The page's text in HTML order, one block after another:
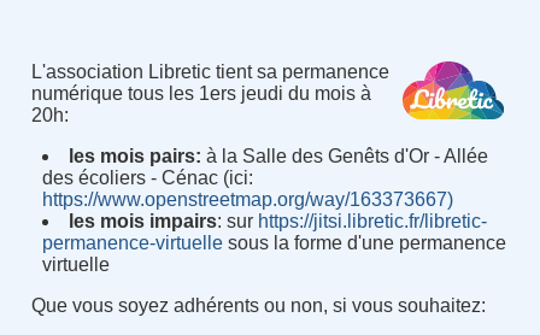
L'association Libretic tient sa permanence
numérique tous les 1ers jeudi du mois à
20h:
les mois pairs: à la Salle des Genêts d'Or - Allée
des écoliers - Cénac (ici:
https://www.openstreetmap.org/way/163373667)
les mois impairs: sur https://jitsi.libretic.fr/libretic-
permanence-virtuelle sous la forme d'une permanence
virtuelle
Que vous soyez adhérents ou non, si vous souhaitez: